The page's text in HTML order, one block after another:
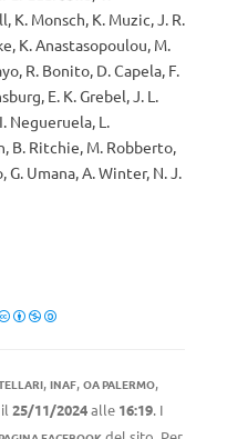
K. Monsch, K. Muzic, J. R.
K. Anastasopoulou, M.
R. Bonito, D. Capela, F.
E. K. Grebel, J. L.
Negueruela, L.
B. Ritchie, M. Robberto,
G. Umana, A. Winter, N. J.
, INAF, OA PALERMO,
25/11/2024alle 16:19. I